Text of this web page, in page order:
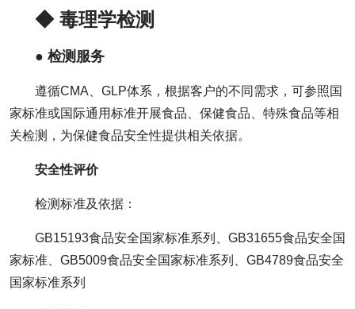
◆ 毒理学检测
● 检测服务
遵循CMA、GLP体系，根据客户的不同需求，可参照国
家标准或国际通用标准开展食品、保健食品、特殊食品等相
关检测，为保健食品安全性提供相关依据。
安全性评价
检测标准及依据：
GB15193食品安全国家标准系列、GB31655食品安全国
家标准、GB5009食品安全国家标准系列、GB4789食品安全
国家标准系列